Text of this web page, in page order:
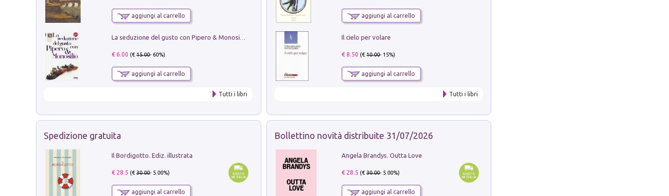
aggiungi al carrello
€ 6.00 (€15.00- 60%)
aggiungi al carrello
Tutti i libri
aggiungi al carrello
Il cielo per volare
€ 8.50 (€10.00- 15%)
aggiungi al carrello
Tutti i libri
Spedizione gratuita
Il Bordigotto. Ediz. illustrata
€ 28.5 (€30.00- 5.00%)
aggiungi al carrello
Bollettino novità distribuite 31/07/2026
Angela Brandys. Outta Love
€ 28.5 (€30.00- 5.00%)
aggiungi al carrello